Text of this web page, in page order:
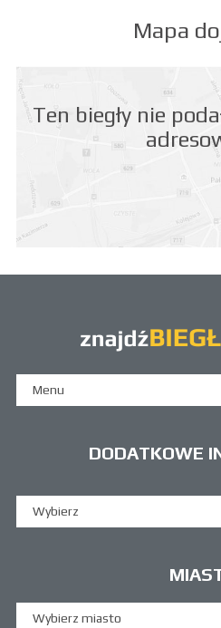
Mapa
Ten biegły nie
Menu
DODATKOWE
Wybierz
Wybierz miasto